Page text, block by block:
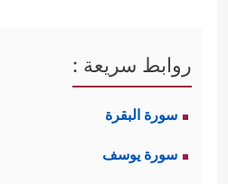
روابط سريعة :
سورة البقرة
سورة يوسف